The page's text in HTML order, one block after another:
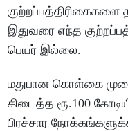
குற்றப்பத்திரிகைகளை
இதுவரை எந்த
பெயர் இல்லை.
மதுபான கொள்கை
கிடைத்த ரூ.100
பிரச்சார